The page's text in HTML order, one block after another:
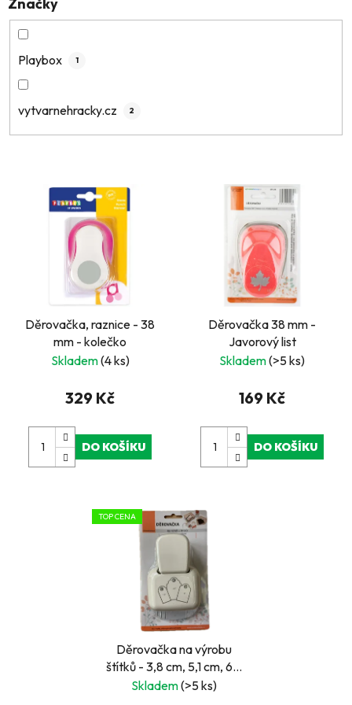
Playbox 1
vytvarnehracky.cz 2
Děrovačka, raznice - 38
mm - kolečko
Skladem(4 ks)
329 Kč
DO KOŠÍKU
Děrovačka 38 mm -
Javorový list
Skladem(>5 ks)
169 Kč
DO KOŠÍKU
TOP CENA
Děrovačka na výrobu
štítků - 3,8 cm, 5,1 cm, 6,3
cm
Skladem(>5 ks)